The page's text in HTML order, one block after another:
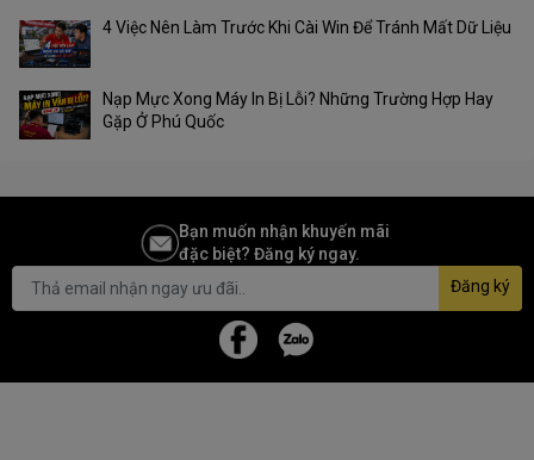
4 Việc Nên Làm Trước Khi Cài Win Để Tránh Mất Dữ Liệu
Nạp Mực Xong Máy In Bị Lỗi? Những Trường Hợp Hay
Gặp Ở Phú Quốc
Bạn muốn nhận khuyến mãi
đặc biệt? Đăng ký ngay.
Đăng ký